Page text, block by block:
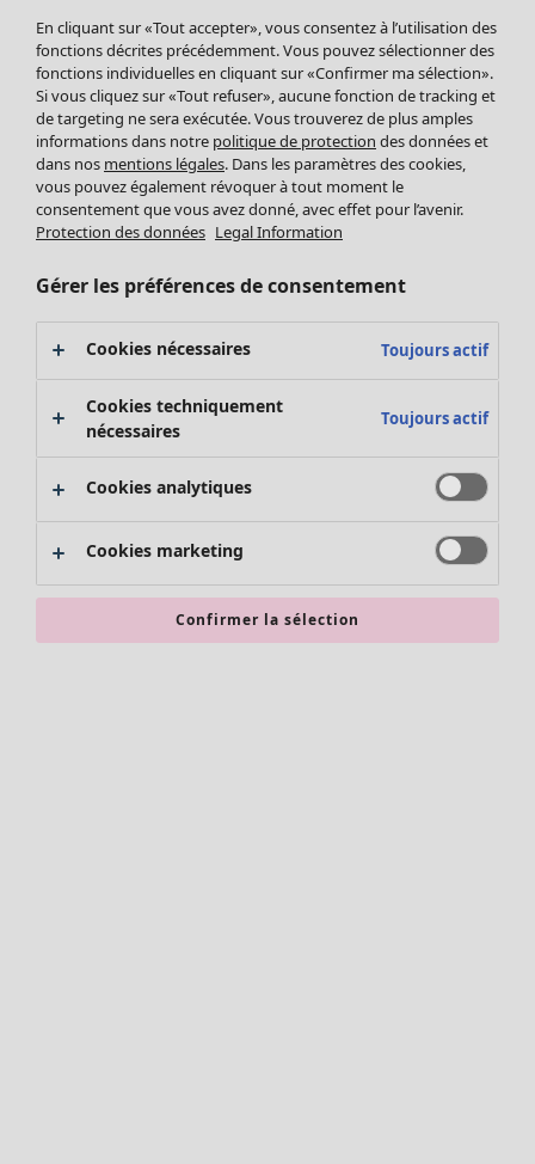
Leggings et collants
Accessoires
Chaussures
Vêtements de bain
Basics
Soldes Mobilier
Bonnes affaires déco
Décoration
Textiles
Tapis
Éponge
Promos SOLDES
Les promos de Gudrun Sjödén
Nouvel arrivage
Bonnes affaires en soldes - jusqu'à -70
En cliquant sur «Tout accepter», vous consentez à l’utilisation des
fonctions décrites précédemment. Vous pouvez sélectionner des
fonctions individuelles en cliquant sur «Confirmer ma sélection».
Si vous cliquez sur «Tout refuser», aucune fonction de tracking et
de targeting ne sera exécutée. Vous trouverez de plus amples
informations dans notre politique de protection des données et
dans nos mentions légales. Dans les paramètres des cookies,
vous pouvez également révoquer à tout moment le
consentement que vous avez donné, avec effet pour l’avenir.
Protection des données Legal Information
Gérer les préférences de consentement
Cookies nécessaires Toujours actif
Cookies techniquement
nécessaires
Toujours actif
Cookies analytiques
Cookies marketing
Confirmer la sélection